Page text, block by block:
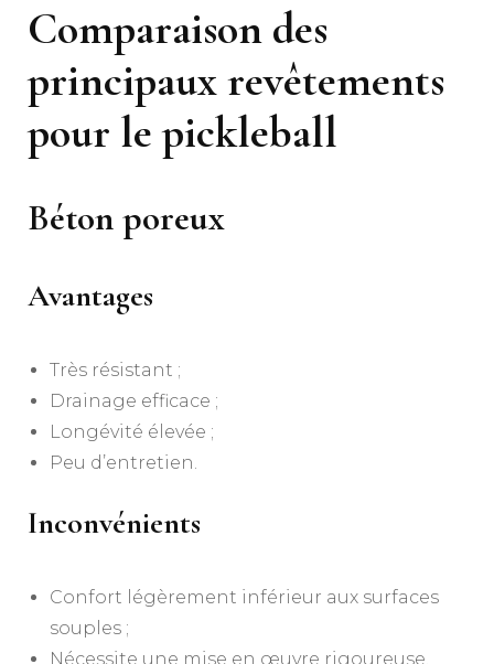
Comparaison des
principaux revêtements
pour le pickleball
Béton poreux
Avantages
Très résistant ;
Drainage efficace ;
Longévité élevée ;
Peu d’entretien.
Inconvénients
Confort légèrement inférieur aux surfaces
souples ;
Nécessite une mise en œuvre rigoureuse.